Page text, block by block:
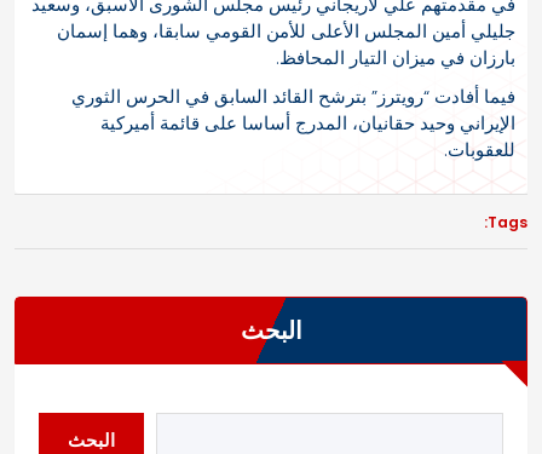
جليلي أمين المجلس الأعلى للأمن القومي سابقا، وهما إسمان
بارزان في ميزان التيار المحافظ.
فيما أفادت “رويترز” بترشح القائد السابق في الحرس الثوري
الإيراني وحيد حقانيان، المدرج أساسا على قائمة أميركية
للعقوبات.
Tags:
البحث
البحث